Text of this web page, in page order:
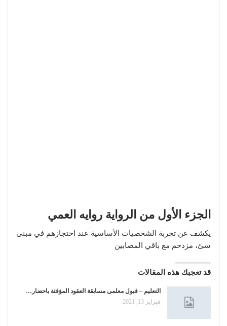
الجزء الأول من الرواية روايه العمي
يكشف عن تجربة الشخصيات الأساسية عند احتجازهم في مبنى
سئ، مزدحم مع باقي المصابين
قد تعجبك هذه المقالات
التعليم – قبول معلمى مسابقة العقود المؤقتة باحضار…
فبراير 13, 2021